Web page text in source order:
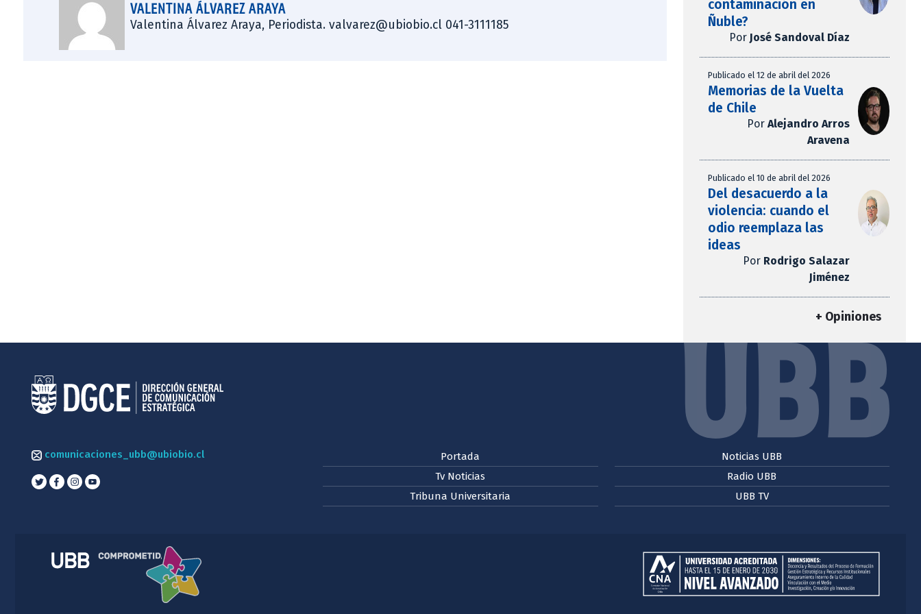
VALENTINA ÁLVAREZ ARAYA
Valentina Álvarez Araya, Periodista. valvarez@ubiobio.cl 041-3111185
contaminación en
Ñuble?
Por José Sandoval Díaz
Publicado el 12 de abril del 2026
Memorias de la Vuelta
de Chile
Por Alejandro Arros
Aravena
Publicado el 10 de abril del 2026
Del desacuerdo a la
violencia: cuando el
odio reemplaza las
ideas
Por Rodrigo Salazar
Jiménez
+ Opiniones
comunicaciones_ubb@ubiobio.cl
Portada
Tv Noticias
Tribuna Universitaria
Noticias UBB
Radio UBB
UBB TV